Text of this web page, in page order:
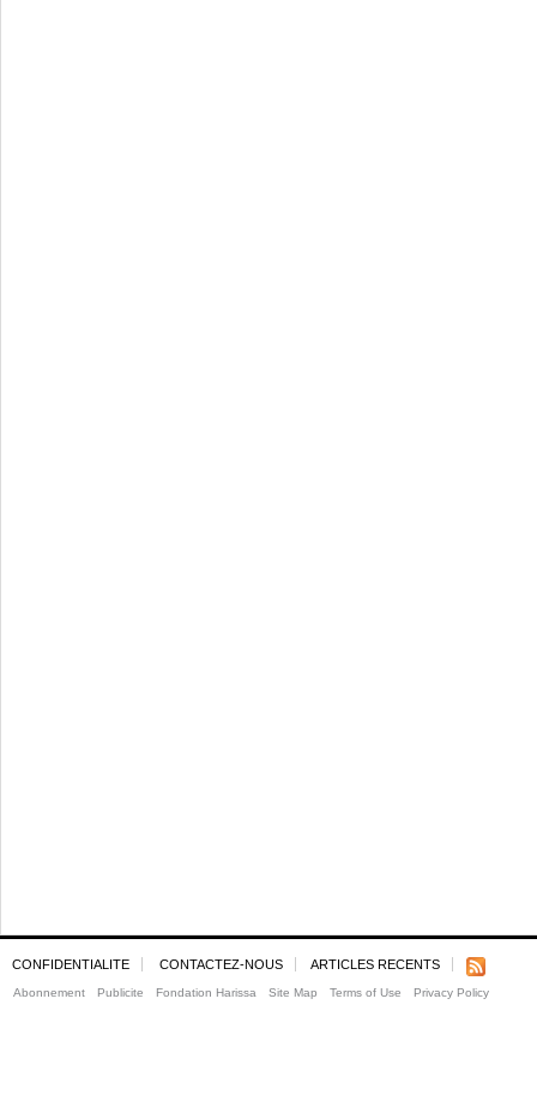
CONFIDENTIALITE CONTACTEZ-NOUS ARTICLES RECENTS
Abonnement Publicite Fondation Harissa Site Map Terms of Use Privacy Policy